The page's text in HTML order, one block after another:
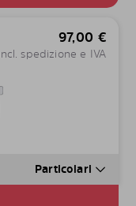
97,00 €
spedizione e IVA
Particolari